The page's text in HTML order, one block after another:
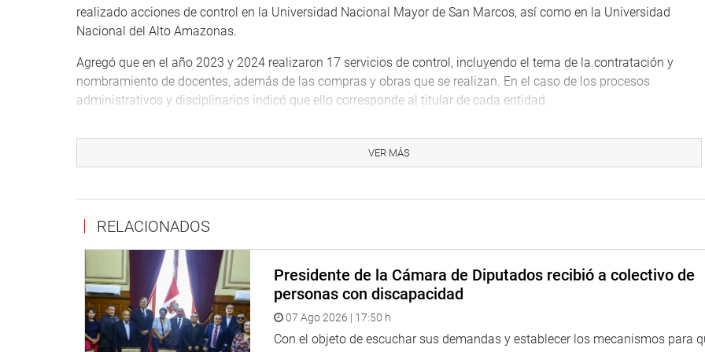
realizado acciones de control en la Universidad Nacional Mayor de San Marcos, así como en la Universidad
Nacional del Alto Amazonas.
Agregó que en el año 2023 y 2024 realizaron 17 servicios de control, incluyendo el tema de la contratación y
nombramiento de docentes, además de las compras y obras que se realizan. En el caso de los procesos
administrativos y disciplinarios indicó que ello corresponde al titular de cada entidad.
entonces cualquiera de los congresistas lo hará.
Al respecto, el congresista Jorge Marticorena (APP) afirmó que hay un retroceso en la calidad educativa
universitaria como el caso de la Universidad Nacional San Luis Gonzaga de Ica. Sostuvo que, además, hay
tráfico de influencias para la designación de autoridades.
Lamentó, asimismo, que se dé mal uso de los recursos públicos. Ante los indicios de corrupción, aseguró que
hay elementos suficientes para una intervención, porque no debe ampararse en la autonomía universitaria.
VER MÁS
RELACIONADOS
Presidente de la Cámara de Diputados recibió a colectivo de
personas con discapacidad
07 Ago 2026 | 17:50 h
Con el objeto de escuchar sus demandas y establecer los mecanismos para